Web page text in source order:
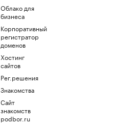
Облако для
бизнеса
Корпоративный
регистратор
доменов
Хостинг
сайтов
Рег.решения
Знакомства
Сайт
знакомств
podbor.ru